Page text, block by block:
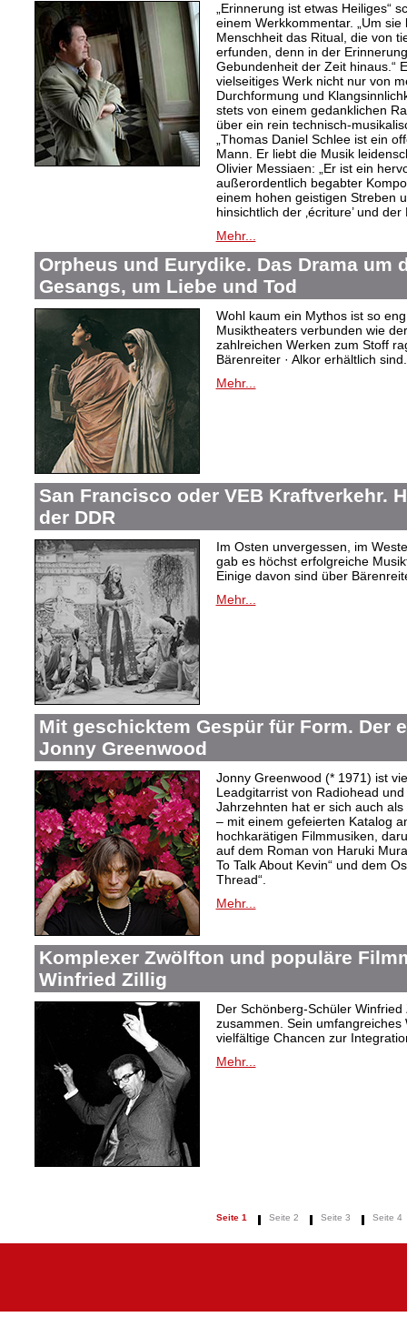
„Erinnerung ist etwas Heiliges“
einem Werkkommentar. „Um
Menschheit das Ritual, die von
erfunden, denn in der
Gebundenheit der Zeit hinaus.“
vielseitiges Werk nicht nur von
Durchformung und
stets von einem gedanklichen
über ein rein technisch-
„Thomas Daniel Schlee ist ein
Mann. Er liebt die Musik
Olivier Messiaen: „Er ist ein
außerordentlich begabter
einem hohen geistigen Streben
hinsichtlich der ‚écriture’ und der
Mehr...
Orpheus und Eurydike. Das Drama um
Gesangs, um Liebe und Tod
Wohl kaum ein Mythos ist so
Musiktheaters verbunden wie
zahlreichen Werken zum Stoff
Bärenreiter · Alkor erhältlich sind.
Mehr...
San Francisco oder VEB Kraftverkehr.
der DDR
Im Osten unvergessen, im
gab es höchst erfolgreiche
Einige davon sind über
Mehr...
Mit geschicktem Gespür für Form. Der
Jonny Greenwood
Jonny Greenwood (* 1971) ist
Leadgitarrist von Radiohead
Jahrzehnten hat er sich auch
– mit einem gefeierten Katalog
hochkarätigen Filmmusiken,
auf dem Roman von Haruki
To Talk About Kevin“ und dem
Thread“.
Mehr...
Komplexer Zwölfton und populäre
Winfried Zillig
Der Schönberg-Schüler
zusammen. Sein
vielfältige Chancen zur
Mehr...
Seite 1 Seite 2 Seite 3 Seite 4